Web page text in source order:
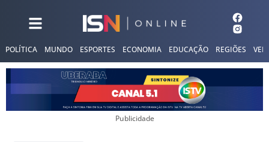
POLÍTICA MUNDO ESPORTES ECONOMIA EDUCAÇÃO REGIÕES
Publicidade